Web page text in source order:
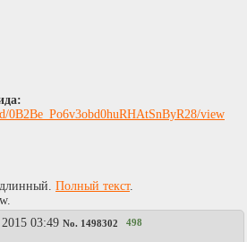
0B2Be_Po6v3obd0huRHAtSnByR28/view
Полный текст.
03:49 No. 1498302 498